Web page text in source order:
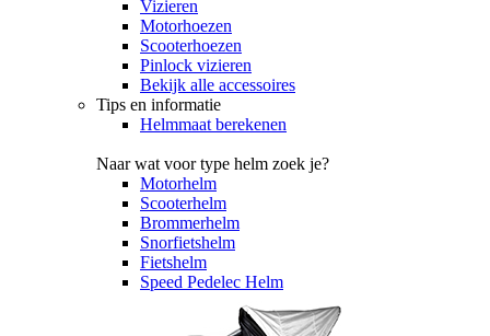
Vizieren
Motorhoezen
Scooterhoezen
Pinlock vizieren
Bekijk alle accessoires
Tips en informatie
Helmmaat berekenen
Naar wat voor type helm zoek je?
Motorhelm
Scooterhelm
Brommerhelm
Snorfietshelm
Fietshelm
Speed Pedelec Helm